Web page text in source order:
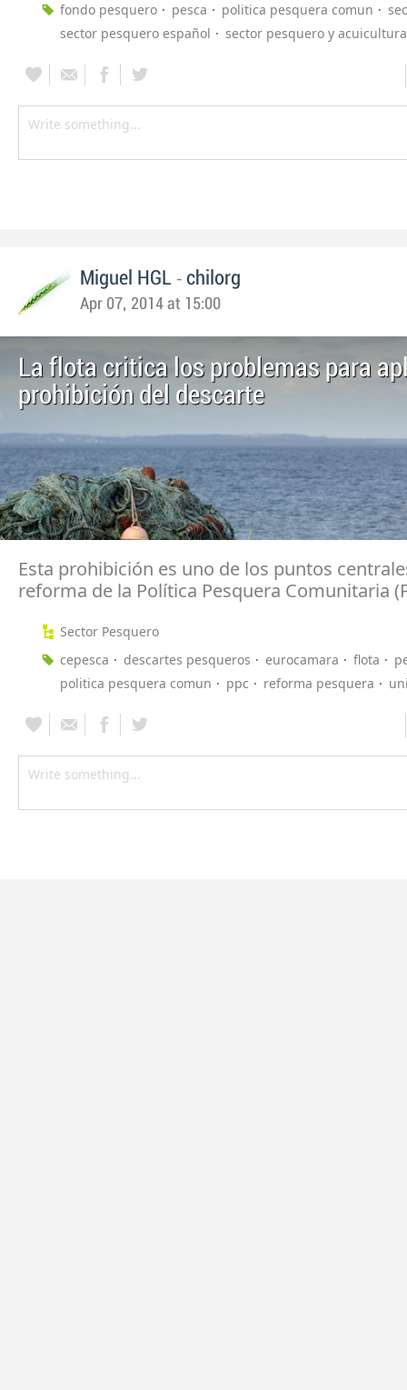
fondo pesquero
pesca politica pesquera comun
sector pesquero español
sector pesquero y acuicultura
Miguel HGL - chilorg
Apr 07, 2014 at 15:00
La flota critica los problemas para
prohibición del descarte
Esta prohibición es uno de los puntos
reforma de la Política Pesquera Comunitaria
Sector Pesquero
cepesca
descartes pesqueros eurocamara flota
politica pesquera comun
ppc reforma pesquera